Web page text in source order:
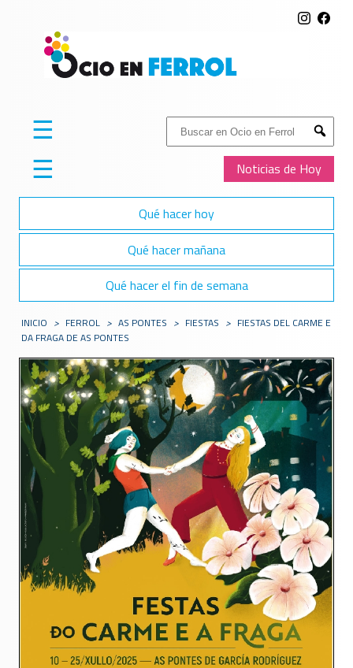
Buscar:
Submit
Noticias de Hoy
☰
☰
Qué hacer hoy
Qué hacer mañana
Qué hacer el fin de semana
INICIO > FERROL > AS PONTES > FIESTAS > FIESTAS DEL CARME E
DA FRAGA DE AS PONTES